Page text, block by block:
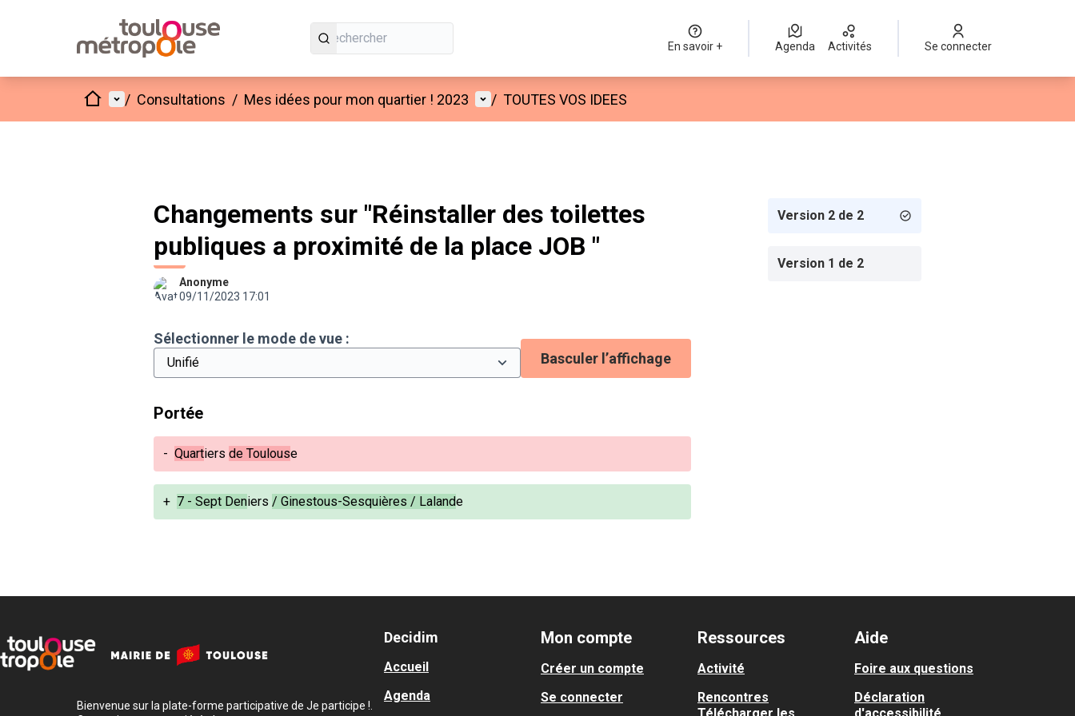
En savoir + Agenda Activités Se connecter
AccueilMenu principal
/ Consultations / Mes idées pour mon quartier ! 2023 Menu utilisateur
/ TOUTES VOS IDEES
Changements sur "Réinstaller des toilettes
publiques a proximité de la place JOB "
Anonyme
09/11/2023 17:01
Sélectionner le mode de vue :
Basculer l’affichage
Portée
- Quartiers de Toulouse
+ 7 - Sept Deniers / Ginestous-Sesquières / Lalande
Version 2 de 2
Version 1 de 2
Bienvenue sur la plate-forme participative de Je participe !.
Decidim
Accueil
Agenda
Mon compte
Créer un compte
Se connecter
Ressources
Activité
Rencontres
Aide
Foire aux questions
Déclaration